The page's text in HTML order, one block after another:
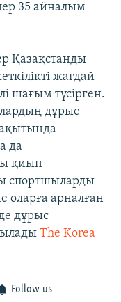
35 айналым
Қазақстанды
жағдай
шағым түсірген.
дұрыс
да
қиын
спортшыларды
оларға арналған
дұрыс
The Korea
Follow us